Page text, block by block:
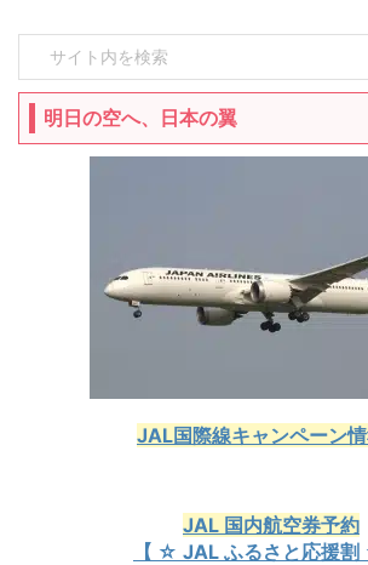
明日の空へ、日本の翼
JAL国際線キャンペーン
JAL 国内航空券予約
【 ☆ JAL ふるさと応援割